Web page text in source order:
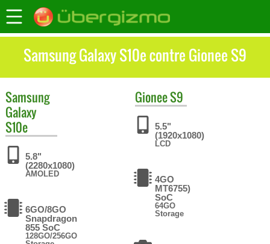
Samsung Galaxy S10e contre Gionee S9
Samsung
Galaxy
S10e
5.8"
(2280x1080)
AMOLED
6GO/8GO
Snapdragon
855 SoC
128GO/256GO
GioneeS9
5.5"
(1920x1080)
LCD
4GO
MT6755)
SoC
64GO
Storage